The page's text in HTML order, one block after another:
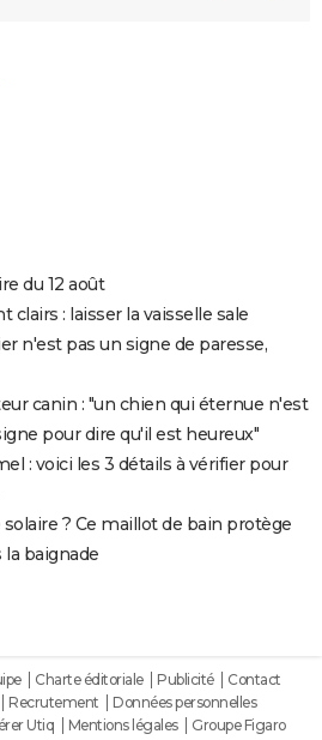
du 12 août
clairs : laisser la vaisselle sale
n'est pas un signe de paresse,
canin : "un chien qui éternue n'est
pour dire qu'il est heureux"
: voici les 3 détails à vérifier pour
? Ce maillot de bain protège
baignade
Charte éditoriale Publicité
Contact
Recrutement
Données personnelles
Utiq Mentions légales
Groupe Figaro